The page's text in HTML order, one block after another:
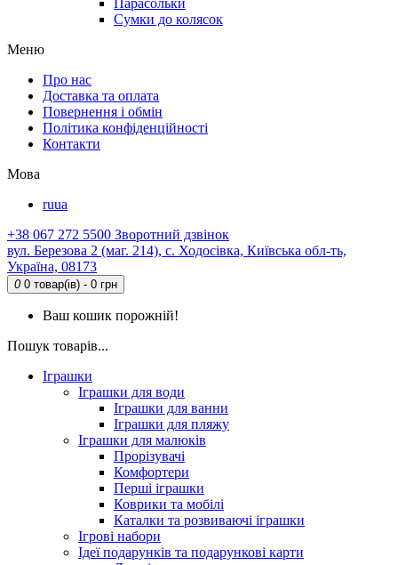
Парасольки
Сумки до колясок
Меню
Про нас
Доставка та оплата
Повернення і обмін
Політика конфіденційності
Контакти
Мова
ruua
+38 067 272 5500 Зворотний дзвінок
вул. Березова 2 (маг. 214), с. Ходосівка, Київська обл-ть,
Україна, 08173
0 0 товар(ів) - 0 грн
Ваш кошик порожній!
Пошук товарів...
Іграшки
Іграшки для води
Іграшки для ванни
Іграшки для пляжу
Іграшки для малюків
Прорізувачі
Комфортери
Перші іграшки
Коврики та мобілі
Каталки та розвиваючі іграшки
Ігрові набори
Ідеї ​​подарунків та подарункові карти